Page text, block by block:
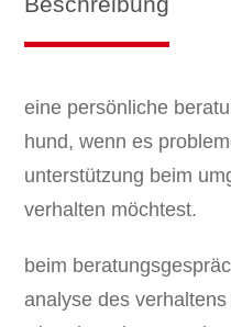
eine persönliche
hund, wenn es
unterstützung beim
verhalten möchtest.
beim
analyse des